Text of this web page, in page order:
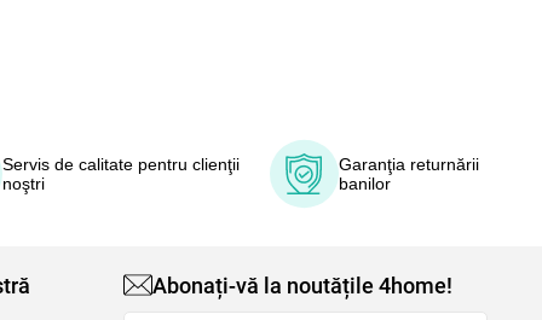
Servis de calitate pentru clienţii
noştri
Garanţia returnării
banilor
Abonați-vă la noutățile 4home!